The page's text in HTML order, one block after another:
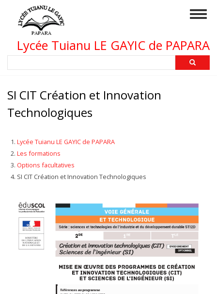
contenu
principalLycée Tuianu LE GAYIC de PAPARA
SI CIT Création et Innovation
Technologiques
Lycée Tuianu LE GAYIC de PAPARA
Les formations
Options facultatives
SI CIT Création et Innovation Technologiques